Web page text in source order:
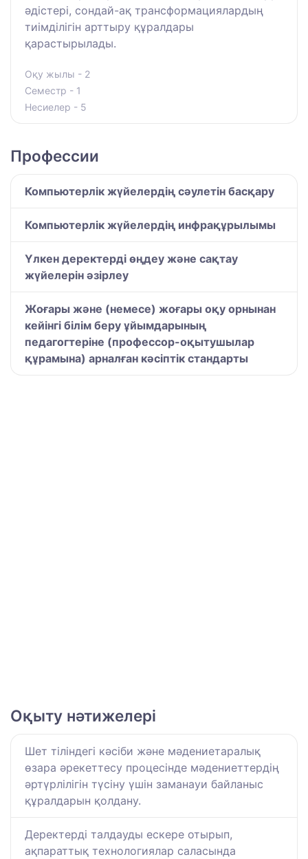
әдістері, сондай-ақ трансформациялардың
тиімділігін арттыру құралдары
қарастырылады.
Оқу жылы - 2
Семестр - 1
Несиелер - 5
Профессии
Компьютерлік жүйелердің сәулетін басқару
Компьютерлік жүйелердің инфрақұрылымы
Үлкен деректерді өңдеу және сақтау
жүйелерін әзірлеу
Жоғары және (немесе) жоғары оқу орнынан
кейінгі білім беру ұйымдарының
педагогтеріне (профессор-оқытушылар
құрамына) арналған кәсіптік стандарты
Оқыту нәтижелері
Шет тіліндегі кәсіби және мәдениетаралық
өзара әрекеттесу процесінде мәдениеттердің
әртүрлілігін түсіну үшін заманауи байланыс
құралдарын қолдану.
Деректерді талдауды ескере отырып,
ақпараттық технологиялар саласында